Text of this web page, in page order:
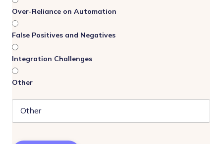
Over-Reliance on Automation
False Positives and Negatives
Integration Challenges
Other